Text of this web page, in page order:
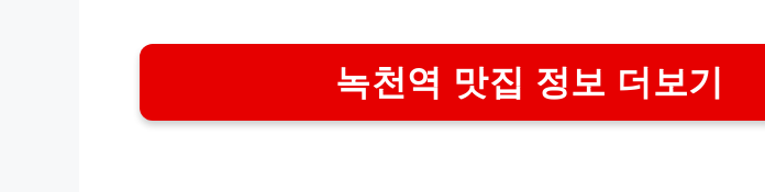
녹천역 맛집 정보 더보기